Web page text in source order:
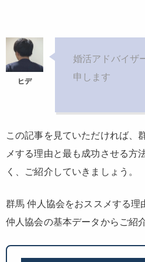
婚活アドバイザ
申します
この記事を見ていただければ、
メする理由と最も成功させる方
く、ご紹介していきましょう。
群馬 仲人協会をおススメする理
仲人協会の基本データからご紹